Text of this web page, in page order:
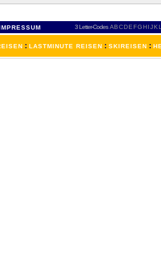
3 Letter-Codes ABCDEFGH IJKL
: LASTMINUTE REISEN : SKIREISEN :